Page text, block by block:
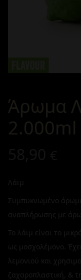
Άρωμα
2.000ml
Λάιμ
Συμπυκνωμένο
αναπλήρωσης με
Το λάιμ είναι το
ως μοσχολέμονο.
λεμονιού και
ζαχαροπλαστική, &